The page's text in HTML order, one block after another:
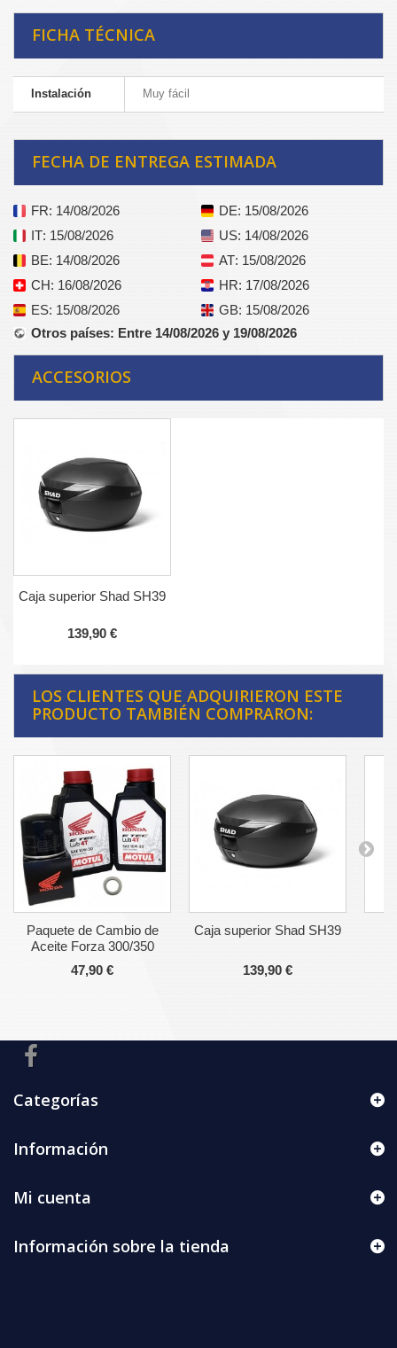
FICHA TÉCNICA
Instalación Muy fácil
FECHA DE ENTREGA ESTIMADA
FR: 14/08/2026 DE: 15/08/2026
IT: 15/08/2026 US: 14/08/2026
BE: 14/08/2026 AT: 15/08/2026
CH: 16/08/2026 HR: 17/08/2026
ES: 15/08/2026 GB: 15/08/2026
Otros países: Entre 14/08/2026 y 19/08/2026
ACCESORIOS
Caja superior Shad SH39
139,90 €
LOS CLIENTES QUE ADQUIRIERON ESTE
PRODUCTO TAMBIÉN COMPRARON:
Paquete de Cambio de
Aceite Forza 300/350
47,90 €
Caja superior Shad SH39
139,90 €
Categorías
Información
Mi cuenta
Información sobre la tienda